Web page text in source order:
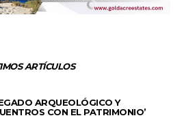
ARTÍCULOS
ARQUEOLÓGICO Y
CON EL PATRIMONIO’